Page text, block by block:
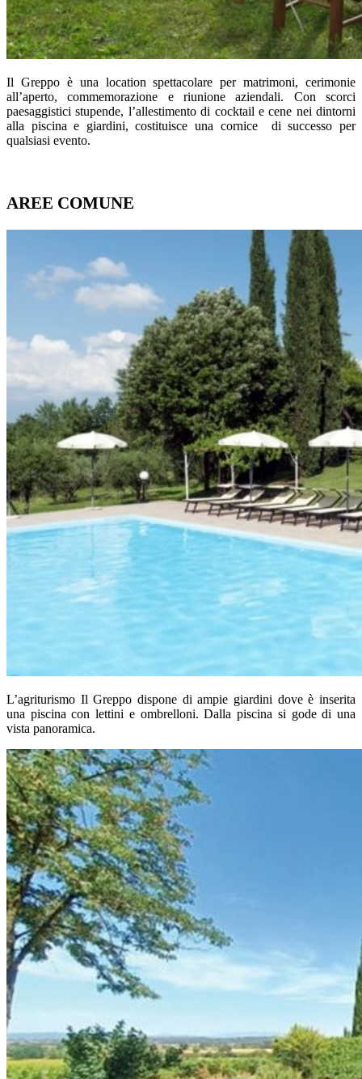
Il Greppo è una location spettacolare per matrimoni, cerimonie
all’aperto, commemorazione e riunione aziendali. Con scorci
paesaggistici stupende, l’allestimento di cocktail e cene nei dintorni
alla piscina e giardini, costituisce una cornice di successo per
qualsiasi evento.
AREE COMUNE
L’agriturismo Il Greppo dispone di ampie giardini dove è inserita
una piscina con lettini e ombrelloni. Dalla piscina si gode di una
vista panoramica.